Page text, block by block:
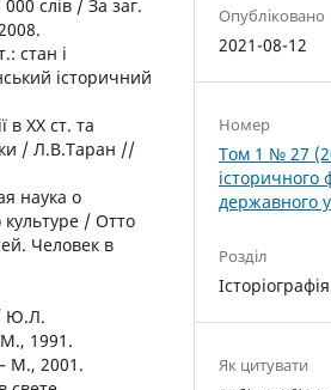
слів / За заг.
стан і
історичний
в XX ст. та
/ Л.В.Таран //
наука о
/ Отто
Человек в
Ю.Л.
1991.
М., 2001.
Опубліковано
2021-08-12
Номер
Том 1 № 27
історичного
державного
Розділ
Як цитувати